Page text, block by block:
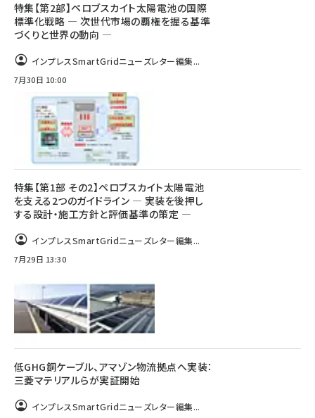
特集【第2部】ペロブスカイト太陽電池の国際
標準化戦略 ― 次世代市場の覇権を握る基準
づくりと世界の動向 ―
インプレスSmartGridニューズレター編集...
7月30日 10:00
特集【第1部 その2】ペロブスカイト太陽電池
を支える2つのガイドライン ― 実装を後押し
する設計・施工方針と評価基準の策定 ―
インプレスSmartGridニューズレター編集...
7月29日 13:30
低GHG銅ケーブル、アマゾン物流拠点へ実装：
三菱マテリアルらが実証開始
インプレスSmartGridニューズレター編集...